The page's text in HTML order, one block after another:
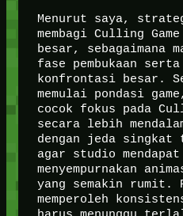
Menurut saya,
membagi Culling
besar, sebagaimana
fase pembukaan
konfrontasi besar.
memulai pondasi
cocok fokus pada
secara lebih
dengan jeda singkat
agar studio mendapat
menyempurnakan
yang semakin rumit.
memperoleh